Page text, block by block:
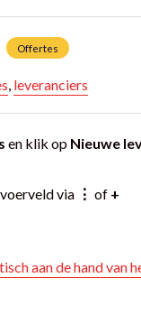
Offertes
, leveranciers
en klik op Nieuwe
via ⋮ of +
aan de hand van